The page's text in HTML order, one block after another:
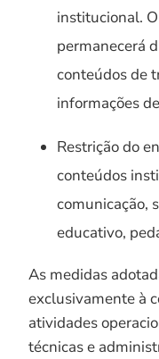
institucional.
permanecerá
conteúdos de
informações
Restrição do
conteúdos
comunicação,
educativo,
As medidas
exclusivamente à
atividades
técnicas e